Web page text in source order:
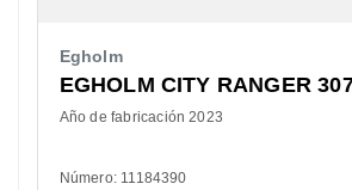
Egholm
EGHOLM CITY RANGER
Año de fabricación 2023
Número: 11184390